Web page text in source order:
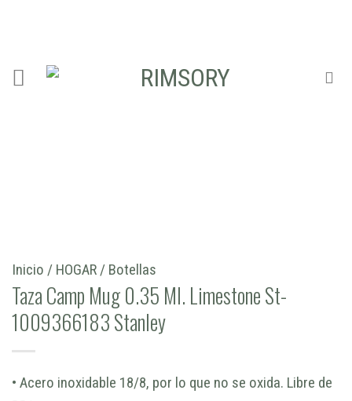
Inicio / HOGAR / Botellas
Taza Camp Mug 0.35 Ml. Limestone St-
1009366183 Stanley
• Acero inoxidable 18/8, por lo que no se oxida. Libre de